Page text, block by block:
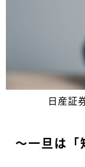
日産証
～一旦は「